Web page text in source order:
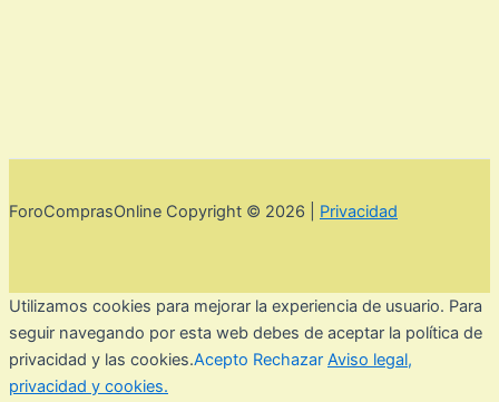
ForoComprasOnline Copyright © 2026 | Privacidad
Utilizamos cookies para mejorar la experiencia de usuario. Para
seguir navegando por esta web debes de aceptar la política de
privacidad y las cookies.Acepto Rechazar Aviso legal,
privacidad y cookies.